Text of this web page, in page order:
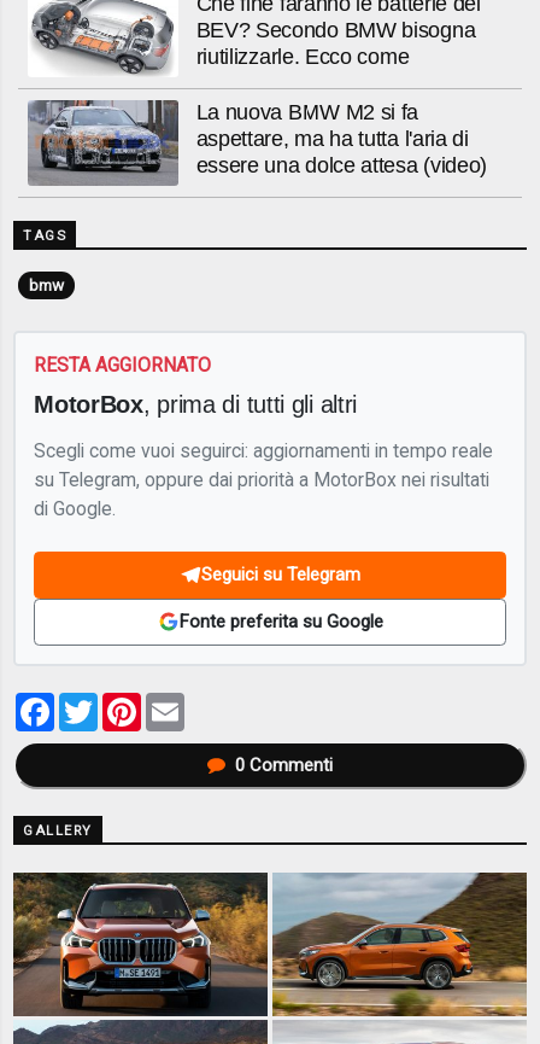
BEV? Secondo BMW bisogna
riutilizzarle. Ecco come
La nuova BMW M2 si fa
aspettare, ma ha tutta l'aria di
essere una dolce attesa (video)
TAGS
bmw
RESTA AGGIORNATO
MotorBox, prima di tutti gli altri
Scegli come vuoi seguirci: aggiornamenti in tempo reale
su Telegram, oppure dai priorità a MotorBox nei risultati
di Google.
Seguici su Telegram
Fonte preferita su Google
Facebook
TwitterPinterest
0Commenti
GALLERY